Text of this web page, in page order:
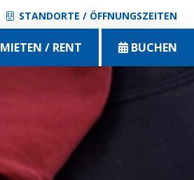
STANDORTE / ÖFFNUNGSZEITEN
MIETEN / RENT BUCHEN